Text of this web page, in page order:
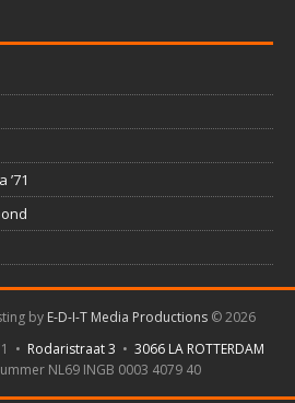
by E-D-I-T Media Productions ©2026
• Rodaristraat 3 • 3066 LA ROTTERDAM
NL69 INGB 0003 4079 40